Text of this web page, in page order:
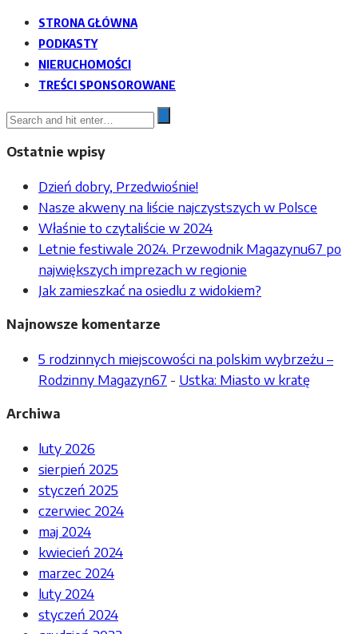
STRONA GŁÓWNA
PODKASTY
NIERUCHOMOŚCI
TREŚCI SPONSOROWANE
Ostatnie wpisy
Dzień dobry, Przedwiośnie!
Nasze akweny na liście najczystszych w Polsce
Właśnie to czytaliście w 2024
Letnie festiwale 2024. Przewodnik Magazynu67 po
największych imprezach w regionie
Jak zamieszkać na osiedlu z widokiem?
Najnowsze komentarze
5 rodzinnych miejscowości na polskim wybrzeżu –
Rodzinny Magazyn67 - Ustka: Miasto w kratę
Archiwa
luty 2026
sierpień 2025
styczeń 2025
czerwiec 2024
maj 2024
kwiecień 2024
marzec 2024
luty 2024
styczeń 2024